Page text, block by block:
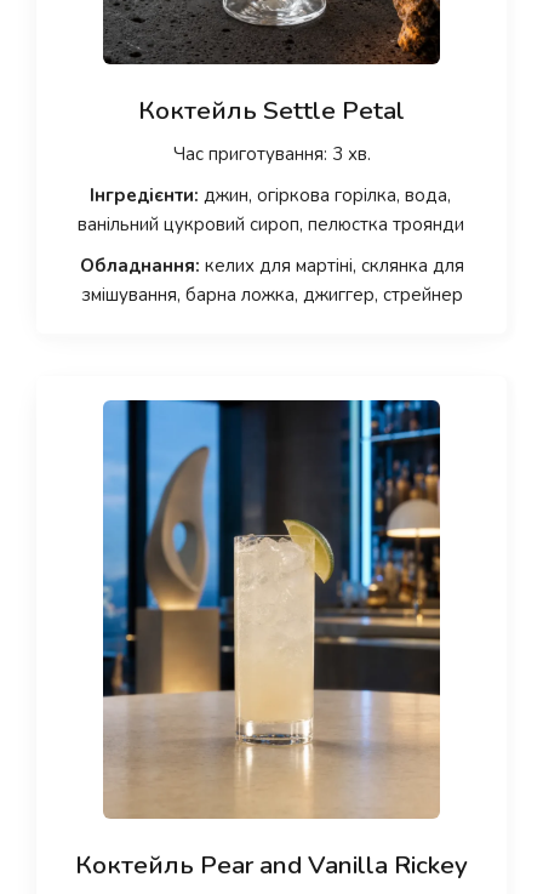
Коктейль Settle Petal
Час приготування: 3 хв.
Інгредієнти: джин, огіркова горілка, вода,
ванільний цукровий сироп, пелюстка троянди
Обладнання: келих для мартіні, склянка для
змішування, барна ложка, джиггер, стрейнер
Коктейль Pear and Vanilla Rickey